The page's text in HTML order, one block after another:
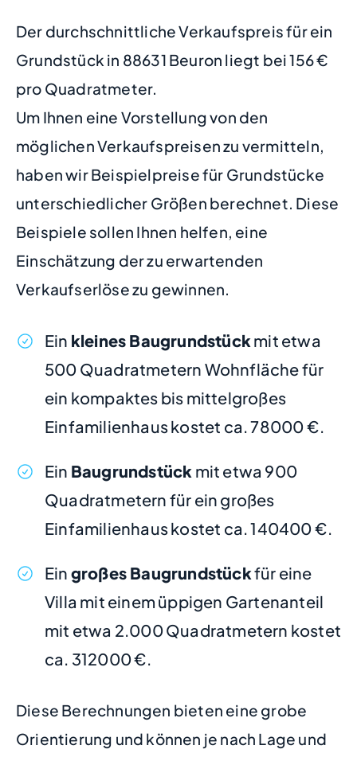
Der durchschnittliche Verkaufspreis für ein
Grundstück in 88631 Beuron liegt bei 156 €
pro Quadratmeter.
Um Ihnen eine Vorstellung von den
möglichen Verkaufspreisen zu vermitteln,
haben wir Beispielpreise für Grundstücke
unterschiedlicher Größen berechnet. Diese
Beispiele sollen Ihnen helfen, eine
Einschätzung der zu erwartenden
Verkaufserlöse zu gewinnen.
Ein kleines Baugrundstückmit etwa
500 Quadratmetern Wohnfläche für
ein kompaktes bis mittelgroßes
Einfamilienhaus kostet ca. 78000 €.
Ein Baugrundstück mit etwa 900
Quadratmetern für ein großes
Einfamilienhaus kostet ca. 140400 €.
Ein großes Baugrundstückfür eine
Villa mit einem üppigen Gartenanteil
mit etwa 2.000 Quadratmetern kostet
ca. 312000 €.
Diese Berechnungen bieten eine grobe
Orientierung und können je nach Lage und